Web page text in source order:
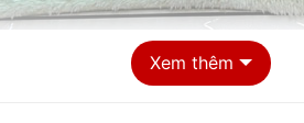
Xem thêm